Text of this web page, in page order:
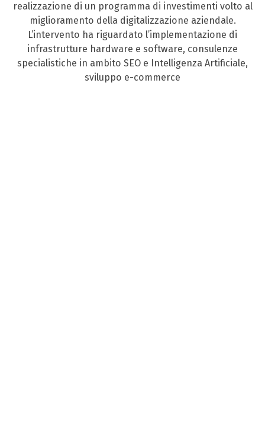
realizzazione di un programma di investimenti volto al
miglioramento della digitalizzazione aziendale.
L’intervento ha riguardato l’implementazione di
infrastrutture hardware e software, consulenze
specialistiche in ambito SEO e Intelligenza Artificiale,
sviluppo e-commerce